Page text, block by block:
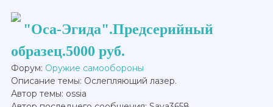
"Оса-Эгида".Предсерийный
образец.5000 руб.
Форум: Оружие самообороны
Описание темы: Ослепляющий лазер.
Автор темы: ossia